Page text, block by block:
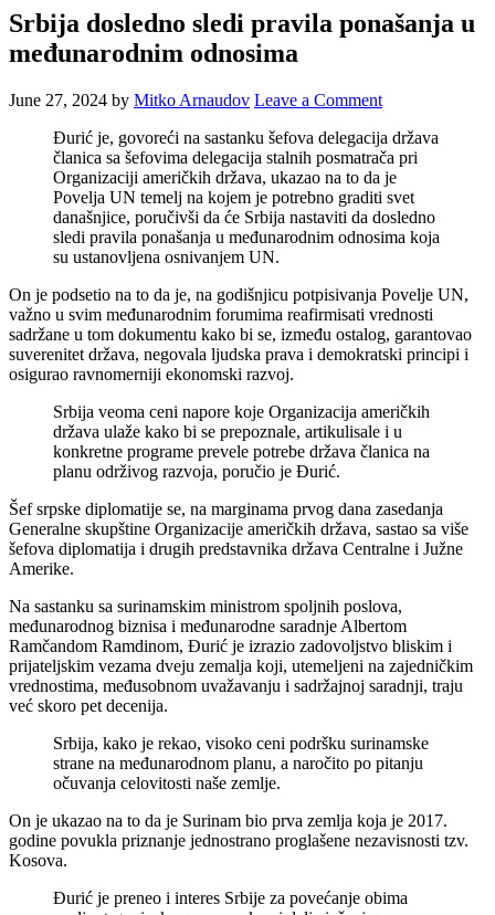
Srbija dosledno sledi pravila ponašanja u
međunarodnim odnosima
June 27, 2024 by Mitko Arnaudov Leave a Comment
Đurić je, govoreći na sastanku šefova delegacija država
članica sa šefovima delegacija stalnih posmatrača pri
Organizaciji američkih država, ukazao na to da je
Povelja UN temelj na kojem je potrebno graditi svet
današnjice, poručivši da će Srbija nastaviti da dosledno
sledi pravila ponašanja u međunarodnim odnosima koja
su ustanovljena osnivanjem UN.
On je podsetio na to da je, na godišnjicu potpisivanja Povelje UN,
važno u svim međunarodnim forumima reafirmisati vrednosti
sadržane u tom dokumentu kako bi se, između ostalog, garantovao
suverenitet država, negovala ljudska prava i demokratski principi i
osigurao ravnomerniji ekonomski razvoj.
Srbija veoma ceni napore koje Organizacija američkih
država ulaže kako bi se prepoznale, artikulisale i u
konkretne programe prevele potrebe država članica na
planu održivog razvoja, poručio je Đurić.
Šef srpske diplomatije se, na marginama prvog dana zasedanja
Generalne skupštine Organizacije američkih država, sastao sa više
šefova diplomatija i drugih predstavnika država Centralne i Južne
Amerike.
Na sastanku sa surinamskim ministrom spoljnih poslova,
međunarodnog biznisa i međunarodne saradnje Albertom
Ramčandom Ramdinom, Đurić je izrazio zadovoljstvo bliskim i
prijateljskim vezama dveju zemalja koji, utemeljeni na zajedničkim
vrednostima, međusobnom uvažavanju i sadržajnoj saradnji, traju
već skoro pet decenija.
Srbija, kako je rekao, visoko ceni podršku surinamske
strane na međunarodnom planu, a naročito po pitanju
očuvanja celovitosti naše zemlje.
On je ukazao na to da je Surinam bio prva zemlja koja je 2017.
godine povukla priznanje jednostrano proglašene nezavisnosti tzv.
Kosova.
Đurić je preneo i interes Srbije za povećanje obima